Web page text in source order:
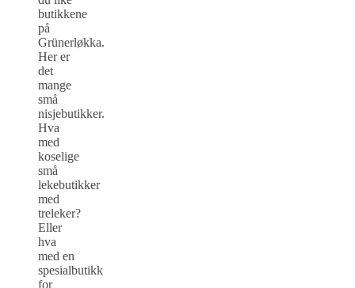
butikkene
på
Grünerløkka.
Her er
det
mange
små
nisjebutikker.
Hva
med
koselige
små
lekebutikker
med
treleker?
Eller
hva
med en
spesialbutikk
for